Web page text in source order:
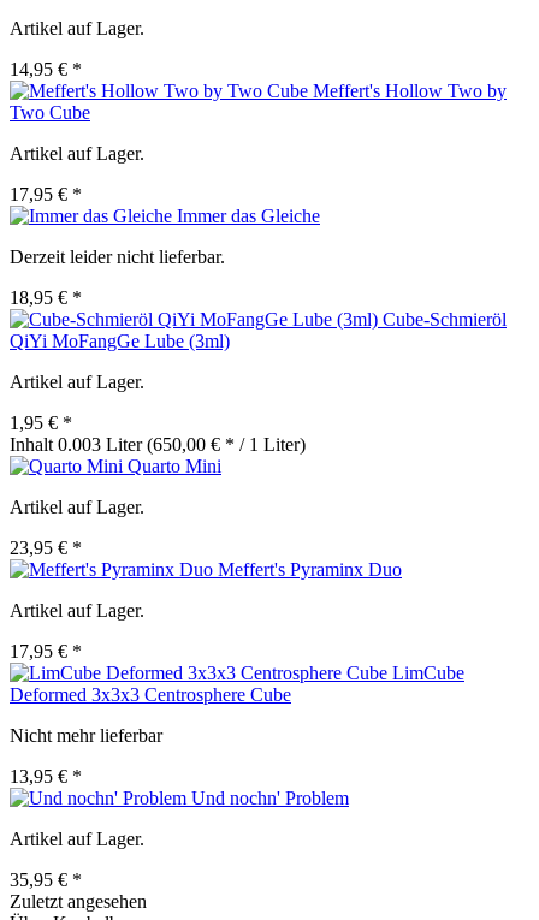
Artikel auf Lager.
14,95 € *
Meffert's Hollow Two by
Two Cube
Artikel auf Lager.
17,95 € *
Immer das Gleiche
Derzeit leider nicht lieferbar.
18,95 € *
Cube-Schmieröl
QiYi MoFangGe Lube (3ml)
Artikel auf Lager.
1,95 € *
Inhalt 0.003 Liter(650,00 € * / 1 Liter)
Quarto Mini
Artikel auf Lager.
23,95 € *
Meffert's Pyraminx Duo
Artikel auf Lager.
17,95 € *
LimCube
Deformed 3x3x3 Centrosphere Cube
Nicht mehr lieferbar
13,95 € *
Und nochn' Problem
Artikel auf Lager.
35,95 € *
Zuletzt angesehen